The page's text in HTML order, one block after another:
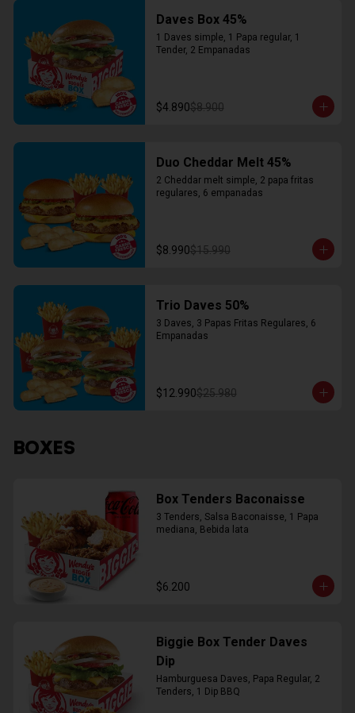
Daves Box 45%
1 Daves simple, 1 Papa regular, 1
Tender, 2 Empanadas
$4.890$8.900
Duo Cheddar Melt 45%
2 Cheddar melt simple, 2 papa fritas
regulares, 6 empanadas
$8.990$15.990
Trio Daves 50%
3 Daves, 3 Papas Fritas Regulares, 6
Empanadas
$12.990$25.980
BOXES
Box Tenders Baconaisse
3 Tenders, Salsa Baconaisse, 1 Papa
mediana, Bebida lata
$6.200
Biggie Box Tender Daves
Dip
Hamburguesa Daves, Papa Regular, 2
Tenders, 1 Dip BBQ